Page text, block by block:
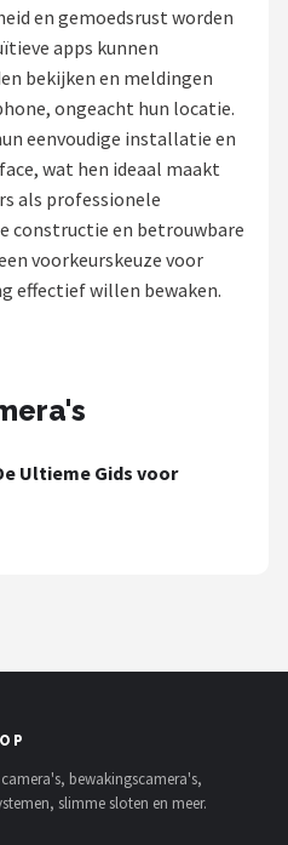
en gemoedsrust worden
apps kunnen
bekijken en meldingen
ongeacht hun locatie.
eenvoudige installatie en
wat hen ideaal maakt
als professionele
constructie en betrouwbare
voorkeurskeuze voor
effectief willen bewaken.
Ultieme Gids voor
bewakingscamera's,
slimme sloten en meer.